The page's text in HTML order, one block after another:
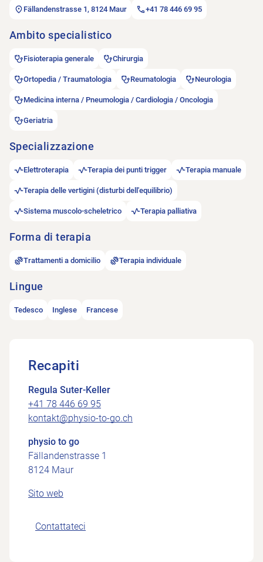
Fällandenstrasse 1, 8124 Maur +41 78 446 69 95
Ambito specialistico
Fisioterapia generale Chirurgia
Ortopedia / Traumatologia Reumatologia Neurologia
Medicina interna / Pneumologia / Cardiologia / Oncologia
Geriatria
Specializzazione
Elettroterapia Terapia dei punti trigger Terapia manuale
Terapia delle vertigini (disturbi dell'equilibrio)
Sistema muscolo-scheletrico Terapia palliativa
Forma di terapia
Trattamenti a domicilio Terapia individuale
Lingue
Tedesco Inglese Francese
Recapiti
Regula Suter-Keller
+41 78 446 69 95
kontakt@physio-to-go.ch
physio to go
Fällandenstrasse 1
8124 Maur
Sito web
Contattateci